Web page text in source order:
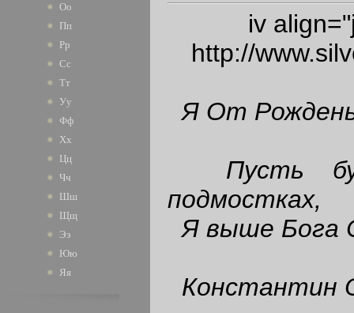
Оо
Пп
Рр
Сс
Тт
Уу
Фф
Хх
Цц
Чч
Шш
Щщ
Ээ
Юю
Яя
iv
http://
Я От
Пусть
подмостках,
Я выше Бога
Константин